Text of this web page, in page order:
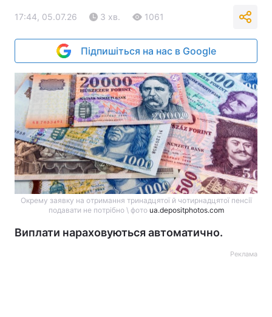
17:44, 05.07.26 3 хв. 1061
Підпишіться на нас в Google
Окрему заявку на отримання тринадцятої й чотирнадцятої пенсії
подавати не потрібно \ фото ua.depositphotos.com
Виплати нараховуються автоматично.
Реклама